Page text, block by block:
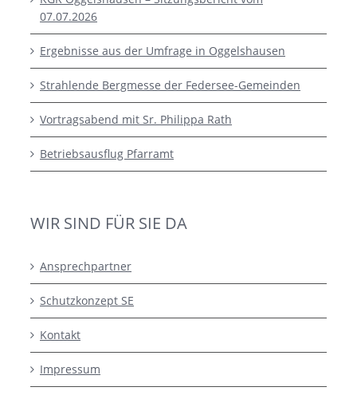
07.07.2026
Ergebnisse aus der Umfrage in Oggelshausen
Strahlende Bergmesse der Federsee-Gemeinden
Vortragsabend mit Sr. Philippa Rath
Betriebsausflug Pfarramt
WIR SIND FÜR SIE DA
Ansprechpartner
Schutzkonzept SE
Kontakt
Impressum